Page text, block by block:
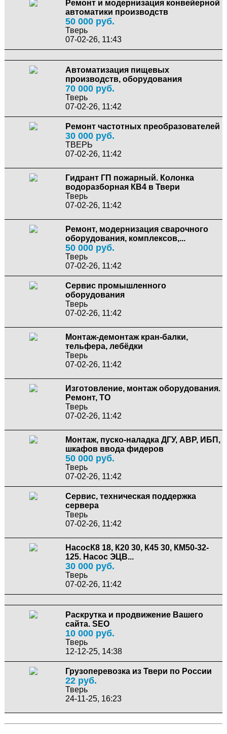
Ремонт и модернизация конвейерной
автоматики производств
50 000 руб.
Тверь
07-02-26, 11:43
Автоматизация пищевых
производств, оборудования
70 000 руб.
Тверь
07-02-26, 11:42
Ремонт частотных преобразователей
30 000 руб.
ТВЕРЬ
07-02-26, 11:42
Гидрант ГП пожарный. Колонка
водоразборная КВ4 в Твери
Тверь
07-02-26, 11:42
Ремонт, модернизация сварочного
оборудования, комплексов,...
50 000 руб.
Тверь
07-02-26, 11:42
Сервис промышленного
оборудования
Тверь
07-02-26, 11:42
Монтаж-демонтаж кран-балки,
тельфера, лебёдки
Тверь
07-02-26, 11:42
Изготовление, монтаж оборудования.
Ремонт, ТО
Тверь
07-02-26, 11:42
Монтаж, пуско-наладка ДГУ, АВР, ИБП,
шкафов ввода фидеров
50 000 руб.
Тверь
07-02-26, 11:42
Сервис, техническая поддержка
сервера
Тверь
07-02-26, 11:42
НасосК8 18, К20 30, К45 30, КМ50-32-
125. Насос ЭЦВ...
30 000 руб.
Тверь
07-02-26, 11:42
Раскрутка и продвижение Вашего
сайта. SEO
10 000 руб.
Тверь
12-12-25, 14:38
Грузоперевозка из Твери по России
22 руб.
Тверь
24-11-25, 16:23